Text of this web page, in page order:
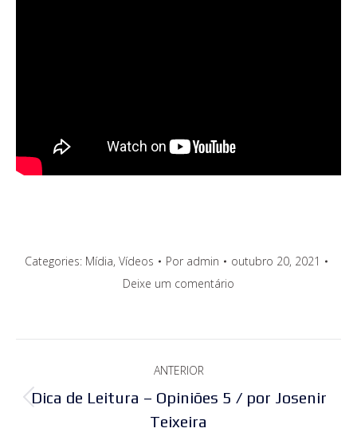
Categories: Mídia, Vídeos Por admin
outubro 20, 2021
Deixe um comentário
de
ANTERIOR
Post
anterior:
Dica de Leitura – Opiniões 5 / por Josenir
Teixeira